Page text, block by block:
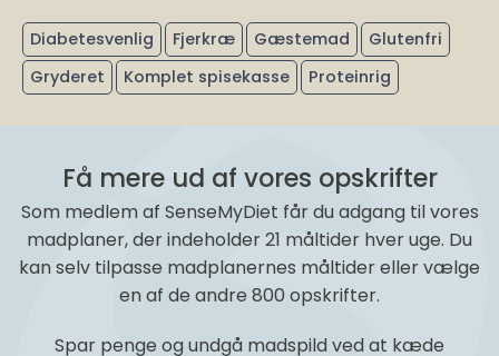
Diabetesvenlig Fjerkræ Gæstemad
Glutenfri
Gryderet
Komplet spisekasse Proteinrig
Få mere ud af vores opskrifter
Som medlem af SenseMyDiet får du adgang til vores
madplaner, der indeholder 21 måltider hver uge. Du
kan selv tilpasse madplanernes måltider eller vælge
en af de andre 800 opskrifter.
Spar penge og undgå madspild ved at kæde